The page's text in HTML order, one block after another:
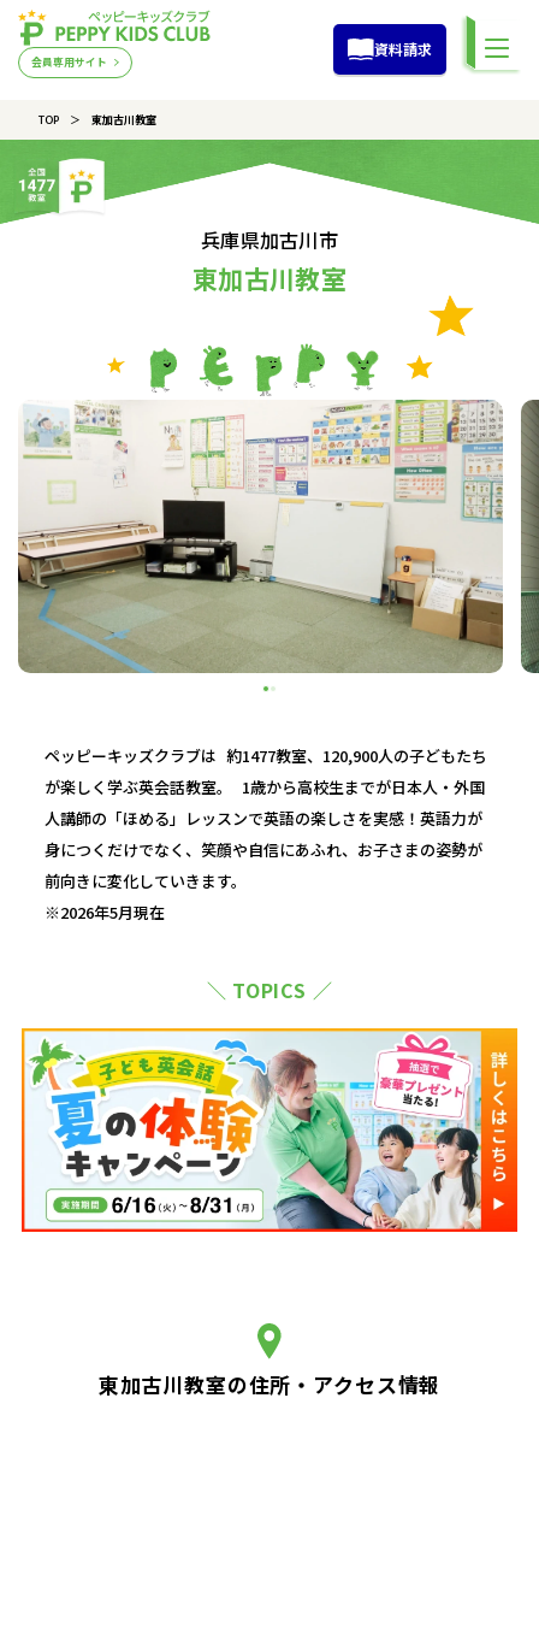
会員専用サイト
資料請求
TOP 東加古川教室
兵庫県加古川市
東加古川教室
ペッピーキッズクラブは 約1477教室、120,900人の子どもたち
が楽しく学ぶ英会話教室。 1歳から高校生までが日本人・外国
人講師の「ほめる」レッスンで英語の楽しさを実感！英語力が
身につくだけでなく、笑顔や自信にあふれ、お子さまの姿勢が
前向きに変化していきます。
※2026年5月現在
＼ TOPICS ／
東加古川教室の住所・アクセス情報